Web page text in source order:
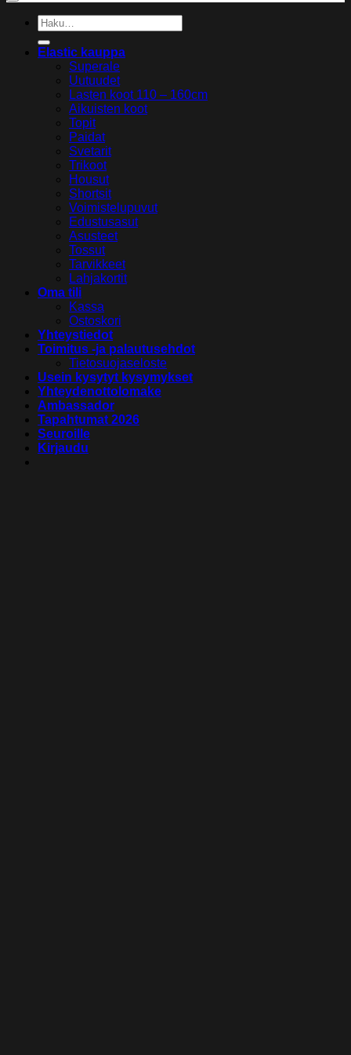
Etsi:
Elastic kauppa
Superale
Uutuudet
Lasten koot 110 – 160cm
Aikuisten koot
Topit
Paidat
Svetarit
Trikoot
Housut
Shortsit
Voimistelupuvut
Edustusasut
Asusteet
Tossut
Tarvikkeet
Lahjakortit
Oma tili
Kassa
Ostoskori
Yhteystiedot
Toimitus -ja palautusehdot
Tietosuojaseloste
Usein kysytyt kysymykset
Yhteydenottolomake
Ambassador
Tapahtumat 2026
Seuroille
Kirjaudu